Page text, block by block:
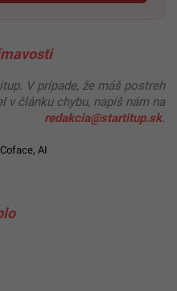
V prípade, že máš postreh
v článku chybu, napíš nám na
redakcia@startitup.sk.
Coface, AI